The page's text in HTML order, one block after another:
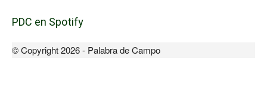
PDC en Spotify
© Copyright 2026 - Palabra de Campo